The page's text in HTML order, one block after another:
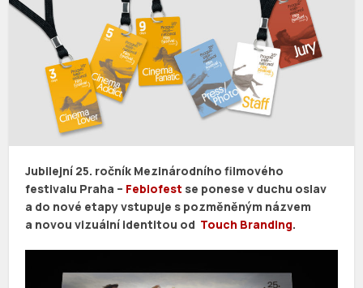
Jubilejní 25. ročník Mezinárodního filmového
festivalu Praha – Febiofest se ponese v duchu oslav
a do nové etapy vstupuje s pozměněným názvem
a novou vizuální identitou od Touch Branding.